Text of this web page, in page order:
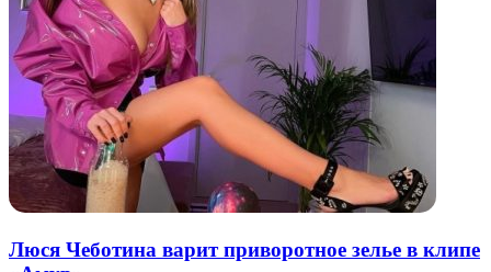
Люся Чеботина варит приворотное зелье в клипе